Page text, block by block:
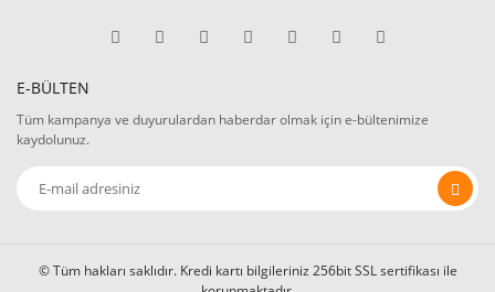
E-BÜLTEN
Tüm kampanya ve duyurulardan haberdar olmak için e-bültenimize
kaydolunuz.
© Tüm hakları saklıdır. Kredi kartı bilgileriniz 256bit SSL sertifikası ile